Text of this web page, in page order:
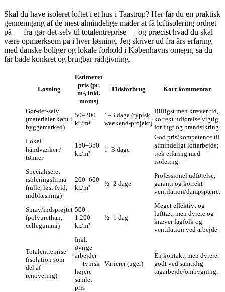
Skal du have isoleret loftet i et hus i Taastrup? Her får du en praktisk
gennemgang af de mest almindelige måder at få loftisolering ordnet
på — fra gør‑det‑selv til totalentreprise — og præcist hvad du skal
være opmærksom på i hver løsning. Jeg skriver ud fra års erfaring
med danske boliger og lokale forhold i Københavns omegn, så du
får både konkret og brugbar rådgivning.
Løsning
Estimeret
pris (pr.
m², inkl.
moms)
Tidsforbrug Kort kommentar
Gør‑det‑selv
(materialer købt i
byggemarked)
50–200
kr./m²
1–3 dage (typisk
weekend‑projekt)
Billigst men kræver tid,
korrekt udførelse vigtig
for fugt og brandsikring.
Lokal
håndværker /
tømrer
150–350
kr./m²
1–3 dage
God pris/kompetence til
almindeligt loftarbejde;
tjek erfaring med
isolering.
Specialiseret
isoleringsfirma
(rulle, løst fyld,
indblæsning)
200–600
kr./m²
½–2 dage
Professionel udførelse,
garanti og korrekt
ventilation/dampspærre.
Spray/indsprøjtet
(polyurethan,
cellegummi)
500–
1.200
kr./m²
½–1 dag
Meget effektivt og
lufttæt, men dyrere og
kræver fagfolk og
ventilation ved arbejde.
Totalentreprise
(isolation som
del af
renovering)
Inkl.
øvrige
arbejder
— typisk
højere
samlet
pris
Varierer (uger)
Én kontakt, men dyrere;
godt ved samtidig
tagarbejde/ombygning.